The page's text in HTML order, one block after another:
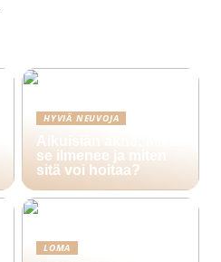
HYVIÄ NEUVOJA
Aikuisiän akne: Miksi
se ilmenee ja miten
sitä voi hoitaa?
LOMA